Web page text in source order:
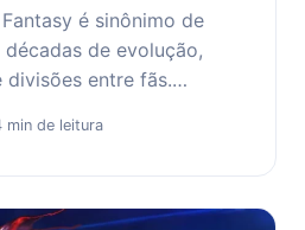
é sinônimo de
décadas de evolução,
divisões entre fãs.…
min de leitura